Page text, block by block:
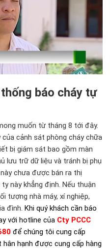
báo cháy tự
muốn từ tháng 8 tới đây.
cảnh sát phòng cháy chữa
bị giám sát bao gồm màn
lưu trữ dữ liệu và tránh bị phụ
này chưa được bán ra thị
này khẳng định. Nếu thuận
tượng nhà máy, xí nghiệp,
đình. Khi quý khách cần báo
với hotline của Cty PCCC
để chúng tôi cung cấp
hạnh được cung cấp hàng